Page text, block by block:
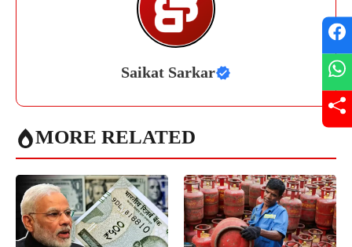
Saikat Sarkar
MORE RELATED